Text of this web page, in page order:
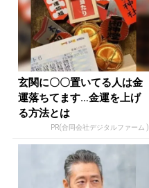
玄関に〇〇置いてる人は金
運落ちてます…金運を上げ
る方法とは
PR(合同会社デジタルファーム )